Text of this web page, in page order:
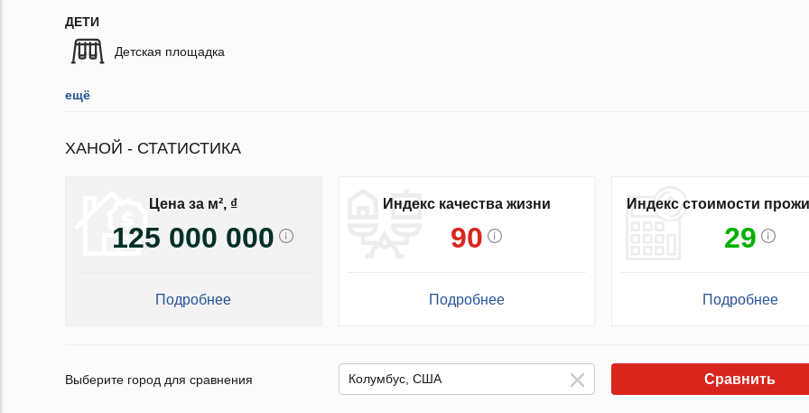
ДЕТИ
Детская площадка
ещё
ХАНОЙ - СТАТИСТИКА
Цена за м², ₫
125 000 000
Подробнее
Индекс качества жизни
90
Подробнее
Индекс стоимости
29
Подробнее
Выберите город для сравнения Сравнить